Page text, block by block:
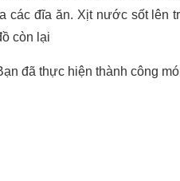
các đĩa ăn. Xịt nước sốt lên
còn lại
đã thực hiện thành công